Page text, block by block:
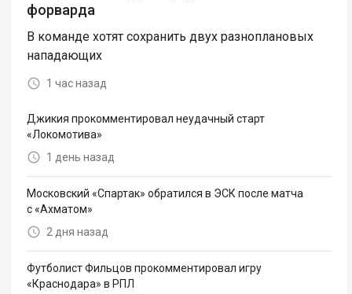
форварда
В команде хотят сохранить двух разноплановых
нападающих
1 час назад
Джикия прокомментировал неудачный старт
«Локомотива»
1 день назад
Московский «Спартак» обратился в ЭСК после матча
с «Ахматом»
2 дня назад
Футболист Фильцов прокомментировал игру
«Краснодара» в РПЛ